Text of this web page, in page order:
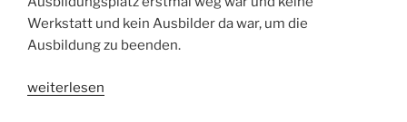
Werkstatt und kein Ausbilder da war, um die
Ausbildung zu beenden.
„Unkündbar
weiterlesen